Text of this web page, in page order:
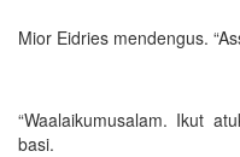
Mior Eidries mendengus.
“Waalaikumusalam. Ikut
basi.